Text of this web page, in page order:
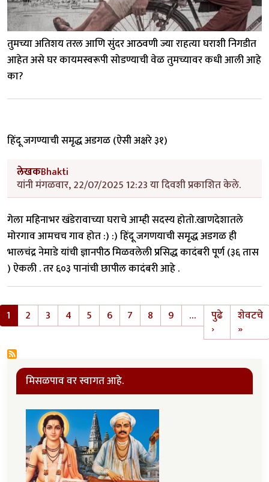
तुमच्या अतिशय तरल आणि सुंदर आठवणी ज्या राहत्या घराशी निगडीत
आहेत असे घर कायमस्वरूपी सोडण्याची वेळ तुमच्यावर कधी आली आहे
का?
हिंदू जगण्याची समृद्ध अडगळ (ऐसी अक्षरे ३१)
लेखकBhakti
यांनी मंगळवार, 22/07/2025 12:23 या दिवशी प्रकाशित केले.
गेला महिनाभर खंडेरावाच्या घराचे आम्ही सदस्य होतो.खाणदेशातले
मोरगाव आमचच गाव होत :) :) हिंदू जगणयाची समृद्ध अडगळ ही
भालचंद्र नेमाडे यांची ज्ञानपीठ मिळवलेली प्रसिद्ध कादंबरी पूर्ण (३६ तास
) ऐकली . तर ६०३ पानांची छापील कादंबरी आहे .
Pagination
1 2 3 4 5 6 7 8 9 … पुढे
›Next page
शेवटचे
»Last
मिसळपाव वर स्वागत आहे.